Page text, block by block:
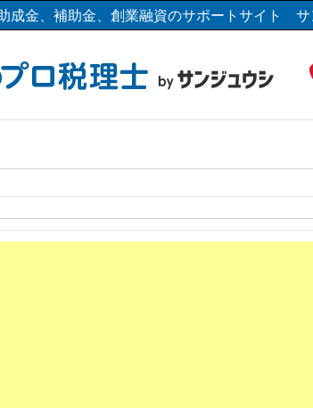
成金、補助金、創業融資のサポートサイト